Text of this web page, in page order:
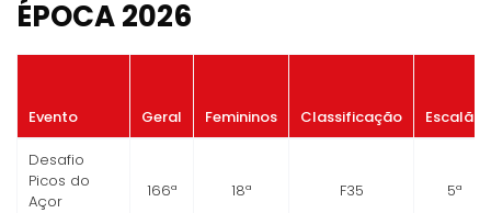
ÉPOCA 2026
Evento Geral Femininos Classificação Escalão
Desafio
Picos do
Açor
166ª 18ª F35 5ª